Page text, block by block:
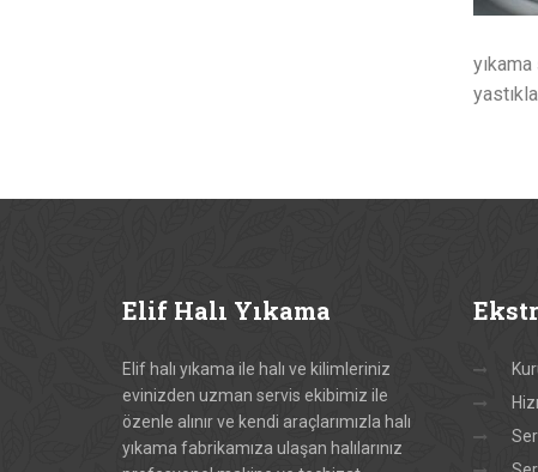
Elif Halı Yıkama
Elif halı yıkama ile halı ve kilimleriniz
evinizden uzman servis ekibimiz ile
özenle alınır ve kendi araçlarımızla halı
yıkama fabrikamıza ulaşan halılarınız